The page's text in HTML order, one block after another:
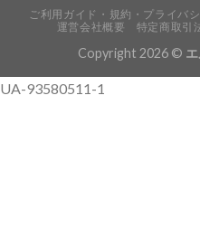
ご利用ガイド・規約・プライバ
運営会社概要
特定商取引
Copyright 2026 ©
UA-93580511-1